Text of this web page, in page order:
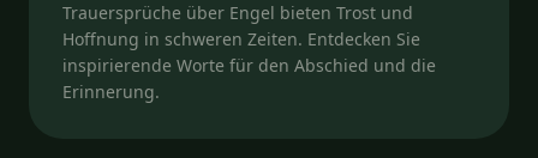
Trauersprüche über Engel bieten Trost und
Hoffnung in schweren Zeiten. Entdecken Sie
inspirierende Worte für den Abschied und die
Erinnerung.